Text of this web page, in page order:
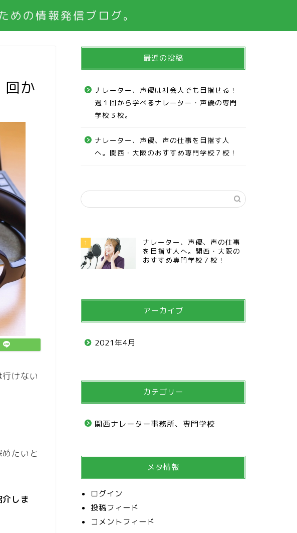
めの情報発信ブログ。
回か
けない
たいと
しま
最近の投稿
ナレーター、声優は社会人でも目指せる！
週１回から学べるナレーター・声優の専門
学校３校。
ナレーター、声優、声の仕事を目指す人
へ。関西・大阪のおすすめ専門学校７校！
1
ナレーター、声優、声の仕事
を目指す人へ。関西・大阪の
おすすめ専門学校７校！
アーカイブ
2021年4月
カテゴリー
関西ナレーター事務所、専門学校
メタ情報
ログイン
投稿フィード
コメントフィード